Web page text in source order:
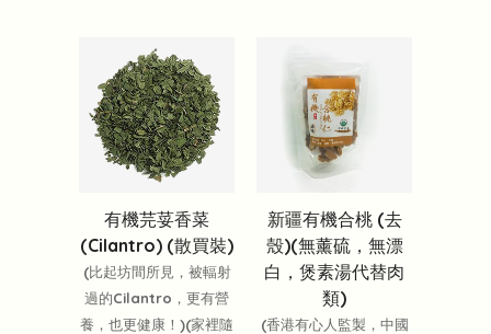
有機芫荽香菜
(Cilantro) (散買裝)
(比起坊間所見，被輻射
過的Cilantro，更有營
養，也更健康！)(家裡隨
新疆有機合桃 (去
殼)(無薰硫，無漂
白，煲素湯代替肉
類)
(香港有心人監製，中國